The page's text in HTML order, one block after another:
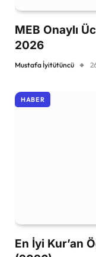
MEB Onaylı
2026
Mustafa İyitütüncü
HABER
En İyi Kur’an